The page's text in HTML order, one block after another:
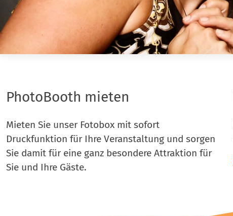
PhotoBooth mieten
Mieten Sie unser Fotobox mit sofort
Druckfunktion für Ihre Veranstaltung und sorgen
Sie damit für eine ganz besondere Attraktion für
Sie und Ihre Gäste.